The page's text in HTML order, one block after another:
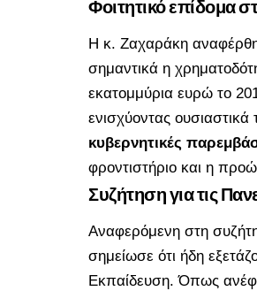
Φοιτητικό επίδομα
Η κ. Ζαχαράκη
σημαντικά η
εκατομμύρια ευρώ το
ενισχύοντας
κυβερνητικές
φροντιστήριο και η
Συζήτηση για τις
Αναφερόμενη στη
σημείωσε ότι ήδη
Εκπαίδευση. Όπως